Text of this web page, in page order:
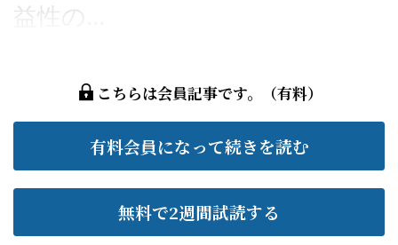
益性の...
こちらは会員記事です。（有料）
有料会員になって続きを読む
無料で2週間試読する